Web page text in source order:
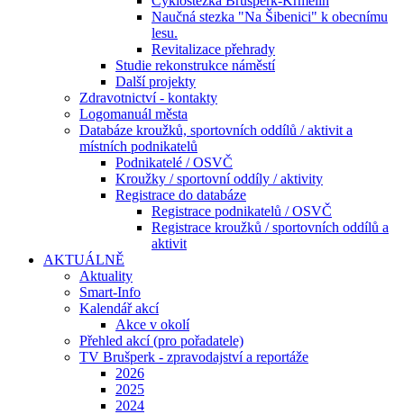
Naučná stezka "Na Šibenici" k obecnímu
lesu.
Revitalizace přehrady
Studie rekonstrukce náměstí
Další projekty
Zdravotnictví - kontakty
Logomanuál města
Databáze kroužků, sportovních oddílů / aktivit a
místních podnikatelů
Podnikatelé / OSVČ
Kroužky / sportovní oddíly / aktivity
Registrace do databáze
Registrace podnikatelů / OSVČ
Registrace kroužků / sportovních oddílů a
aktivit
AKTUÁLNĚ
Aktuality
Smart-Info
Kalendář akcí
Akce v okolí
Přehled akcí (pro pořadatele)
TV Brušperk - zpravodajství a reportáže
2026
2025
2024